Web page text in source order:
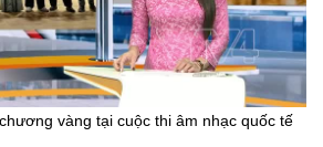
vàng tại cuộc thi âm nhạc quốc tế